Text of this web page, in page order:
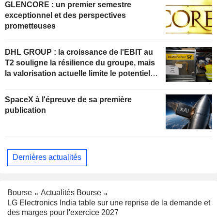
GLENCORE : un premier semestre
exceptionnel et des perspectives
prometteuses
DHL GROUP : la croissance de l'EBIT au
T2 souligne la résilience du groupe, mais
la valorisation actuelle limite le potentiel
SpaceX à l'épreuve de sa première
publication
Dernières actualités
Bourse
Actualités Bourse
LG Electronics India table sur une reprise de la demande et
des marges pour l'exercice 2027